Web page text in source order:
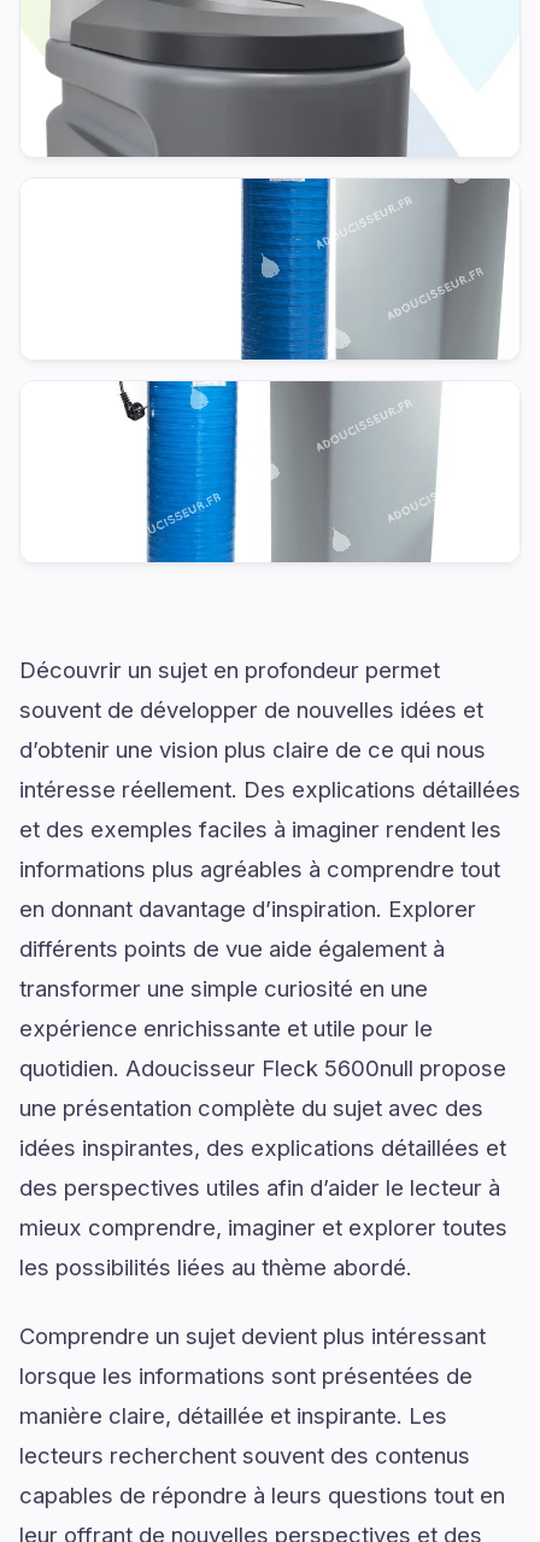
Découvrir un sujet en profondeur permet
souvent de développer de nouvelles idées et
d’obtenir une vision plus claire de ce qui nous
intéresse réellement. Des explications détaillées
et des exemples faciles à imaginer rendent les
informations plus agréables à comprendre tout
en donnant davantage d’inspiration. Explorer
différents points de vue aide également à
transformer une simple curiosité en une
expérience enrichissante et utile pour le
quotidien. Adoucisseur Fleck 5600null propose
une présentation complète du sujet avec des
idées inspirantes, des explications détaillées et
des perspectives utiles afin d’aider le lecteur à
mieux comprendre, imaginer et explorer toutes
les possibilités liées au thème abordé.
Comprendre un sujet devient plus intéressant
lorsque les informations sont présentées de
manière claire, détaillée et inspirante. Les
lecteurs recherchent souvent des contenus
capables de répondre à leurs questions tout en
leur offrant de nouvelles perspectives et des